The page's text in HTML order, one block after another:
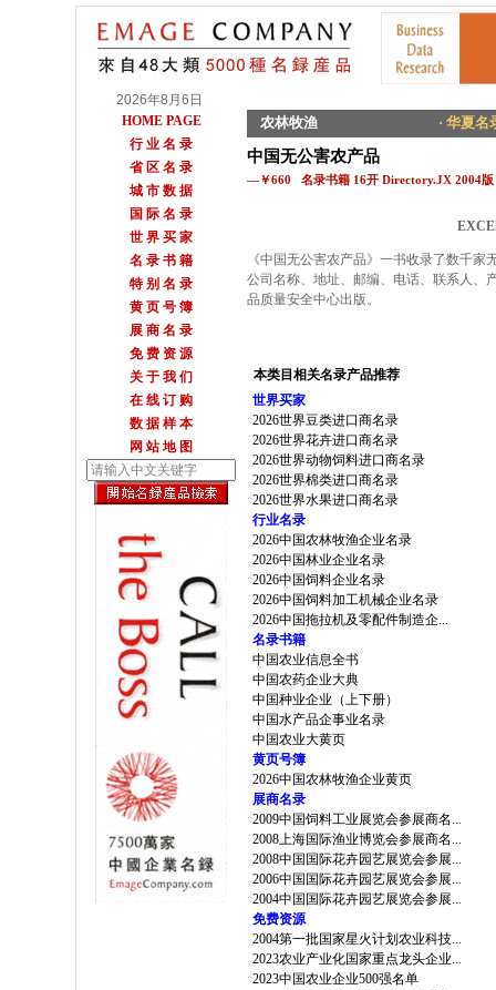
2026年8月6日
HOME PAGE
行 业 名 录
省 区 名 录
城 市 数 据
国 际 名 录
世 界 买 家
名 录 书 籍
特 别 名 录
黄 页 号 簿
展 商 名 录
免 费 资 源
关 于 我 们
在 线 订 购
数 据 样 本
网 站 地 图
农林牧渔 · 华夏
中国无公害农产品
—￥660 名录书籍 16开 Directory.JX 2004版
《中国无公害农产品》一书收录了数千
公司名称、地址、邮编、电话、联系人、
品质量安全中心出版。
本类目相关名录产品推荐
世界买家
2026世界豆类进口商名录
2026世界花卉进口商名录
2026世界动物饲料进口商名录
2026世界棉类进口商名录
2026世界水果进口商名录
行业名录
2026中国农林牧渔企业名录
2026中国林业企业名录
2026中国饲料企业名录
2026中国饲料加工机械企业名录
2026中国拖拉机及零配件制造企...
名录书籍
中国农业信息全书
中国农药企业大典
中国种业企业（上下册）
中国水产品企事业名录
中国农业大黄页
黄页号簿
2026中国农林牧渔企业黄页
展商名录
2009中国饲料工业展览会参展商名...
2008上海国际渔业博览会参展商名...
2008中国国际花卉园艺展览会参展...
2006中国国际花卉园艺展览会参展...
2004中国国际花卉园艺展览会参展...
免费资源
2004第一批国家星火计划农业科技...
2023农业产业化国家重点龙头企业...
2023中国农业企业500强名单